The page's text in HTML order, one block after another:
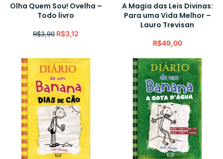
Olha Quem Sou! Ovelha –
Todo livro
R$3,90 R$3,12
A Magia das Leis Divinas:
Para uma Vida Melhor –
Lauro Trevisan
R$49,00